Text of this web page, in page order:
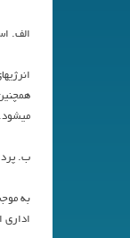
الف.
ميشود.
ب.
به
اداري